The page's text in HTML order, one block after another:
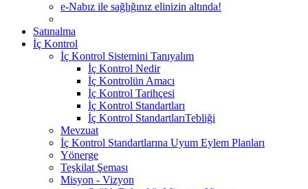
e-Nabız ile sağlığınız elinizin altında!
Satınalma
İç Kontrol
İç Kontrol Sistemini Tanıyalım
İç Kontrol Nedir
İç Kontrolün Amacı
İç Kontrol Tarihçesi
İç Kontrol Standartları
İç Kontrol StandartlarıTebliği
Mevzuat
İç Kontrol Standartlarına Uyum Eylem Planları
Yönerge
Teşkilat Şeması
Misyon - Vizyon